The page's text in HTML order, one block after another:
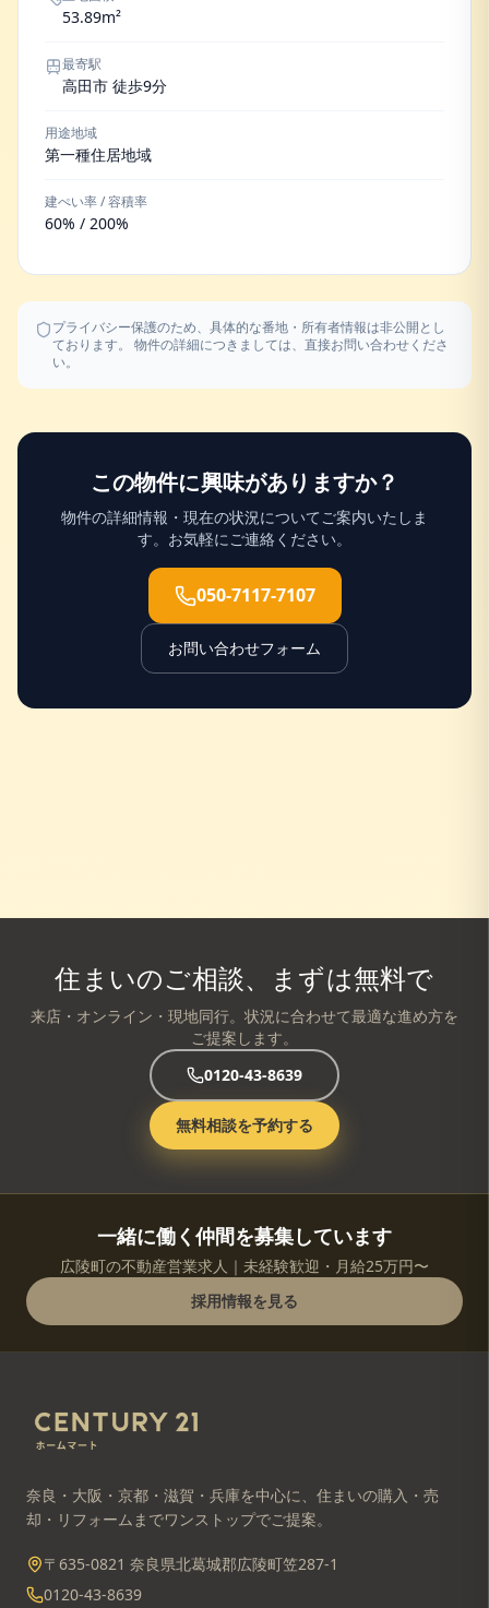
53.89m²
最寄駅
高田市 徒歩9分
用途地域
第一種住居地域
建ぺい率 / 容積率
60% / 200%
プライバシー保護のため、具体的な番地・所有者情報は非公開とし
ております。 物件の詳細につきましては、直接お問い合わせくださ
い。
この物件に興味がありますか？
物件の詳細情報・現在の状況についてご案内いたしま
す。お気軽にご連絡ください。
050-7117-7107
お問い合わせフォーム
住まいのご相談、まずは無料で
来店・オンライン・現地同行。状況に合わせて最適な進め方を
ご提案します。
0120-43-8639
無料相談を予約する
一緒に働く仲間を募集しています
広陵町の不動産営業求人｜未経験歓迎・月給25万円〜
採用情報を見る
奈良・大阪・京都・滋賀・兵庫を中心に、住まいの購入・売
却・リフォームまでワンストップでご提案。
〒635-0821 奈良県北葛城郡広陵町笠287-1
0120-43-8639